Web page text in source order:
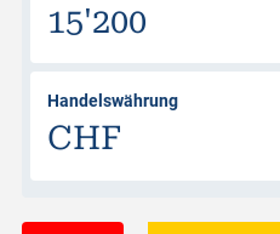
15'200
Handelswährung
CHF